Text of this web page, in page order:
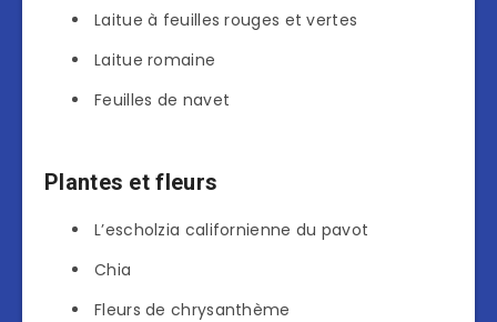
Laitue à feuilles rouges et vertes
Laitue romaine
Feuilles de navet
Plantes et fleurs
L’escholzia californienne du pavot
Chia
Fleurs de chrysanthème